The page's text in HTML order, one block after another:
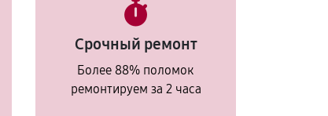
Срочный ремонт
Более 88% поломок
ремонтируем за 2 часа